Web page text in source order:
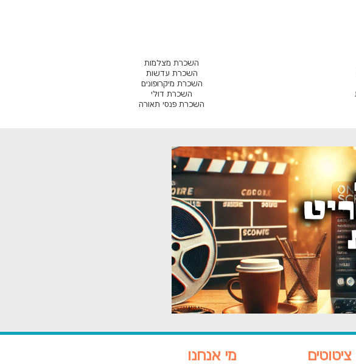
השכרת מצלמות
השכרת עדשות
השכרת מיקרופונים
השכרת דולי
השכרת פנסי תאורה
ציטוטים מי אנחנו